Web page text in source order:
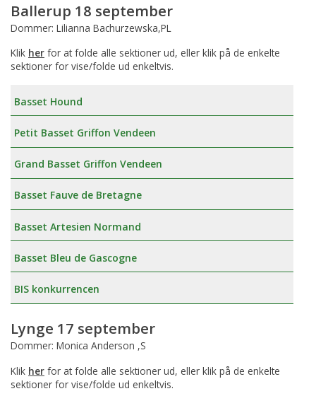
Ballerup 18 september
Dommer: Lilianna Bachurzewska,PL
Klik her for at folde alle sektioner ud, eller klik på de enkelte
sektioner for vise/folde ud enkeltvis.
Basset Hound
Petit Basset Griffon Vendeen
Grand Basset Griffon Vendeen
Basset Fauve de Bretagne
Basset Artesien Normand
Basset Bleu de Gascogne
BIS konkurrencen
Lynge 17 september
Dommer: Monica Anderson ,S
Klik her for at folde alle sektioner ud, eller klik på de enkelte
sektioner for vise/folde ud enkeltvis.